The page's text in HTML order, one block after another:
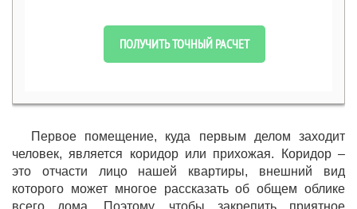
ПОЛУЧИТЬ ТОЧНЫЙ РАСЧЕТ
Первое помещение, куда первым делом заходит
человек, является коридор или прихожая. Коридор –
это отчасти лицо нашей квартиры, внешний вид
которого может многое рассказать об общем облике
всего дома. Поэтому, чтобы закрепить приятное